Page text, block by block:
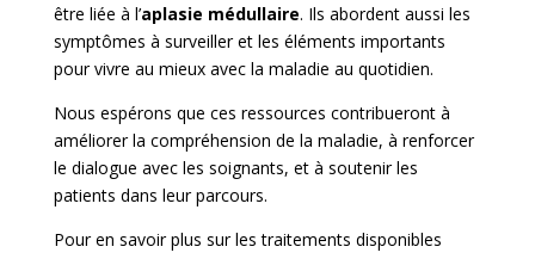
être liée à l’aplasie médullaire. Ils abordent aussi les
symptômes à surveiller et les éléments importants
pour vivre au mieux avec la maladie au quotidien.
Nous espérons que ces ressources contribueront à
améliorer la compréhension de la maladie, à renforcer
le dialogue avec les soignants, et à soutenir les
patients dans leur parcours.
Pour en savoir plus sur les traitements disponibles